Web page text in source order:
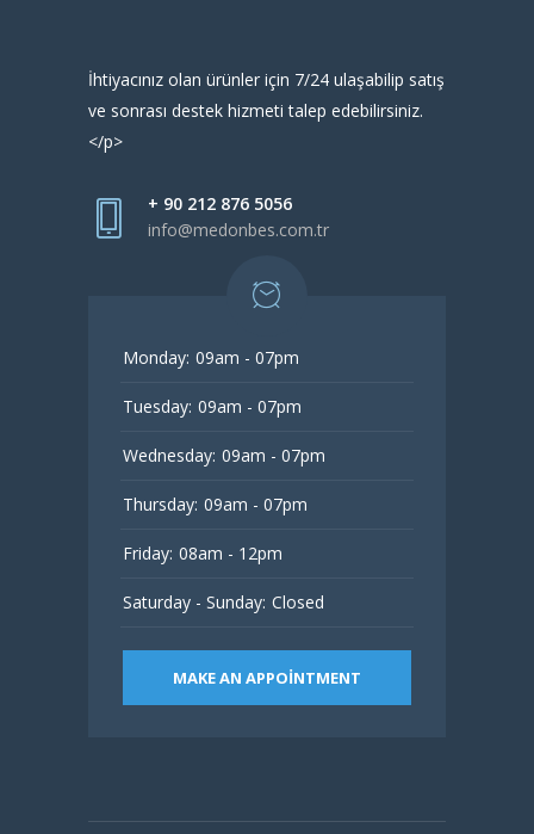
İhtiyacınız olan ürünler için 7/24 ulaşabilip satış
ve sonrası destek hizmeti talep edebilirsiniz.
</p>
+ 90 212 876 5056
info@medonbes.com.tr
Monday: 09am - 07pm
Tuesday: 09am - 07pm
Wednesday: 09am - 07pm
Thursday: 09am - 07pm
Friday: 08am - 12pm
Saturday - Sunday: Closed
MAKE AN APPOINTMENT